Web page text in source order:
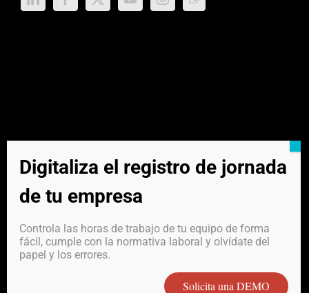
*RadioBit Sistemas S.L. no dispone de Vigilantes ni de
Servicios de Vigilancia
Digitaliza el registro de jornada
de tu empresa
Controla las horas de trabajo de tu equipo de forma
fácil, cumple con la normativa laboral y olvídate del
papel y los errores.
Solicita una DEMO